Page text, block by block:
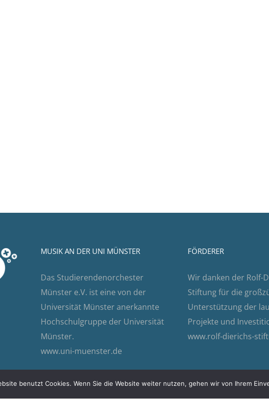
MUSIK AN DER UNI MÜNSTER
Das Studierendenorchester
Münster e.V. ist eine von der
Universität Münster anerkannte
Hochschulgruppe der Universität
Münster.
www.uni-muenster.de
FÖRDERER
Wir danken der Rolf-
Stiftung für die
Unterstützung der
Projekte und
www.rolf-dierichs-
benutzt Cookies. Wenn Sie die Website weiter nutzen, gehen wir von Ihrem